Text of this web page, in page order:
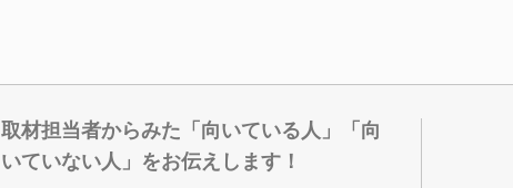
取材担当者からみた「向いている人」「向
いていない人」をお伝えします！